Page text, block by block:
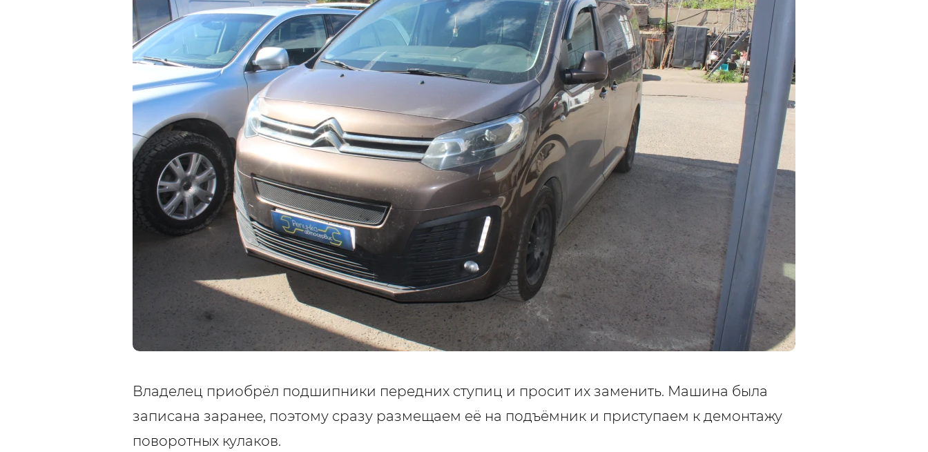
Владелец приобрёл подшипники передних ступиц и просит их заменить. Машина была
записана заранее, поэтому сразу размещаем её на подъёмник и приступаем к демонтажу
поворотных кулаков.